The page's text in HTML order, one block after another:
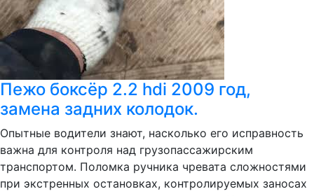
Пежо боксёр 2.2 hdi 2009 год,
замена задних колодок.
Опытные водители знают, насколько его исправность
важна для контроля над грузопассажирским
транспортом. Поломка ручника чревата сложностями
при экстренных остановках, контролируемых заносах